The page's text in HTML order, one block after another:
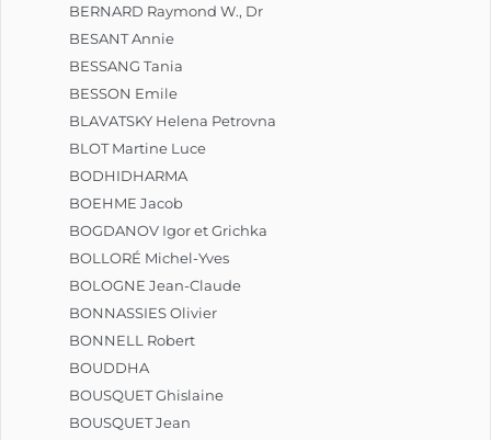
BERNARD Raymond W., Dr
BESANT Annie
BESSANG Tania
BESSON Emile
BLAVATSKY Helena Petrovna
BLOT Martine Luce
BODHIDHARMA
BOEHME Jacob
BOGDANOV Igor et Grichka
BOLLORÉ Michel-Yves
BOLOGNE Jean-Claude
BONNASSIES Olivier
BONNELL Robert
BOUDDHA
BOUSQUET Ghislaine
BOUSQUET Jean